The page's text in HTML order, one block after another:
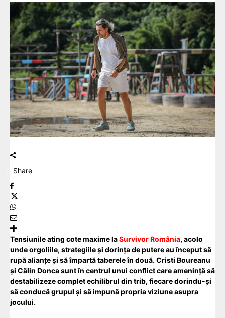
Share
Tensiunile ating cote maxime laSurvivor România, acolo
unde orgoliile, strategiile și dorința de putere au început să
rupă alianțe și să împartă taberele în două. Cristi Boureanu
și Călin Donca sunt în centrul unui conflict care amenință să
destabilizeze complet echilibrul din trib, fiecare dorindu-și
să conducă grupul și să impună propria viziune asupra
jocului.